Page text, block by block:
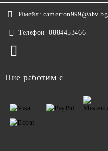
Имейл: camerton999@abv.bg
Телефон: 0884453466
Ние работим с